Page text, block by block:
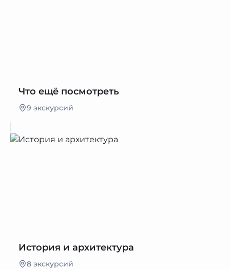
Что ещё посмотреть
9 экскурсий
История и архитектура
8 экскурсий